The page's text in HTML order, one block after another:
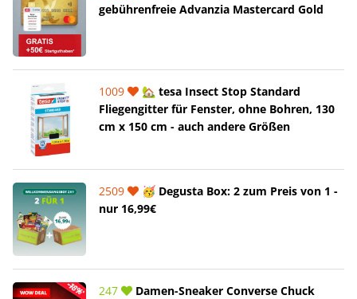
gebührenfreie Advanzia Mastercard Gold
1009
🏡 tesa Insect Stop Standard
Fliegengitter für Fenster, ohne Bohren, 130
cm x 150 cm - auch andere Größen
2509
🥳 Degusta Box: 2 zum Preis von 1 -
nur 16,99€
247
Damen-Sneaker Converse Chuck